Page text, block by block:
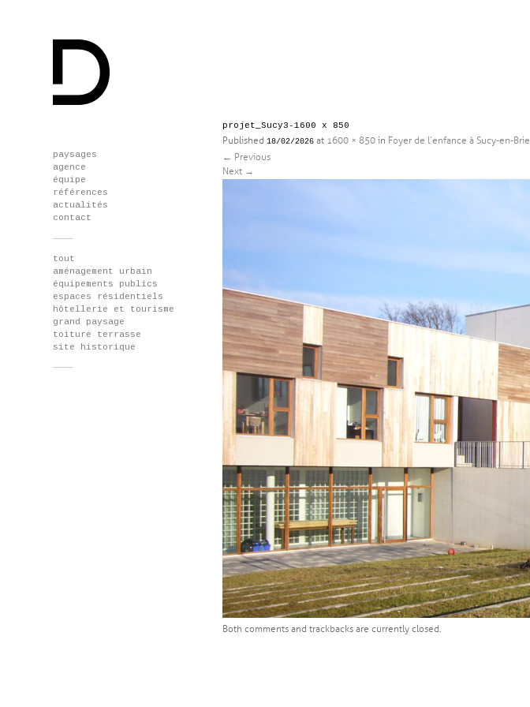
Skip
to
content
paysages
agence
équipe
références
actualités
contact
tout
aménagement urbain
équipements publics
espaces résidentiels
hôtellerie et tourisme
grand paysage
toiture terrasse
site historique
projet_Sucy3-1600 x 850
Published18/02/2026 at 1600 × 850 in Foyer de l’enfance à Sucy-en-Brie
← Previous
Next →
Both comments and trackbacks are currently closed.